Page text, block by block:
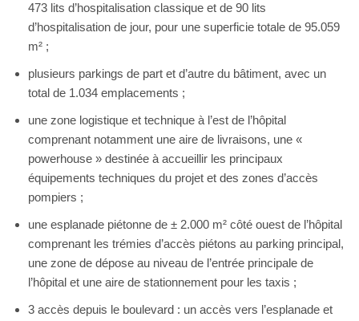
473 lits d’hospitalisation classique et de 90 lits
d’hospitalisation de jour, pour une superficie totale de 95.059
m² ;
plusieurs parkings de part et d’autre du bâtiment, avec un
total de 1.034 emplacements ;
une zone logistique et technique à l’est de l’hôpital
comprenant notamment une aire de livraisons, une «
powerhouse » destinée à accueillir les principaux
équipements techniques du projet et des zones d’accès
pompiers ;
une esplanade piétonne de ± 2.000 m² côté ouest de l’hôpital
comprenant les trémies d’accès piétons au parking principal,
une zone de dépose au niveau de l’entrée principale de
l’hôpital et une aire de stationnement pour les taxis ;
3 accès depuis le boulevard : un accès vers l’esplanade et